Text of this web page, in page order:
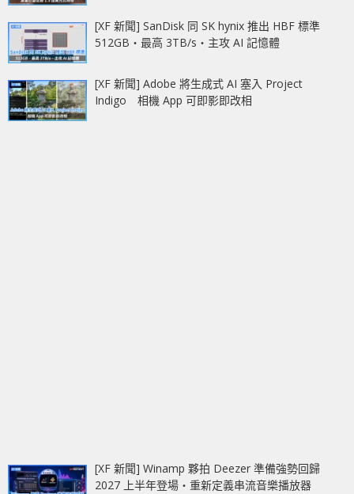
[XF 新聞] SanDisk 同 SK hynix 推出 HBF 標準
512GB‧最高 3TB/s‧主攻 AI 記憶體
[XF 新聞] Adobe 將生成式 AI 塞入 Project
Indigo 相機 App 可即影即改相
[XF 新聞] Winamp 夥拍 Deezer 準備強勢回歸
2027 上半年登場‧重新定義串流音樂播放器